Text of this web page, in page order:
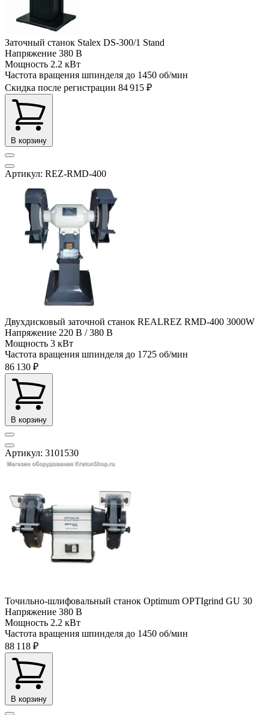
Заточный станок Stalex DS-300/1 Stand
Напряжение 380 В
Мощность 2.2 кВт
Частота вращения шпинделя до 1450 об/мин
Скидка после регистрации 84 915 ₽
В корзину
Артикул: REZ-RMD-400
Двухдисковый заточной станок REALREZ RMD-400 3000W
Напряжение 220 В / 380 В
Мощность 3 кВт
Частота вращения шпинделя до 1725 об/мин
86 130 ₽
В корзину
Артикул: 3101530
Точильно-шлифовальный станок Optimum OPTIgrind GU 30
Напряжение 380 В
Мощность 2.2 кВт
Частота вращения шпинделя до 1450 об/мин
88 118 ₽
В корзину